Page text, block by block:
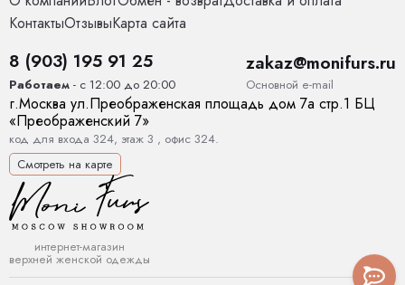
КонтактыОтзывыКарта сайта
8 (903) 195 91 25
Работаем - с 12:00 до 20:00
zakaz@monifurs.ru
Основной е-mail
г.Москва ул.Преображенская площадь дом 7а стр.1 БЦ
«Преображенский 7»
код для входа 324, этаж 3 , офис 324.
Смотреть на карте
интернет-магазин
верхней женской одежды